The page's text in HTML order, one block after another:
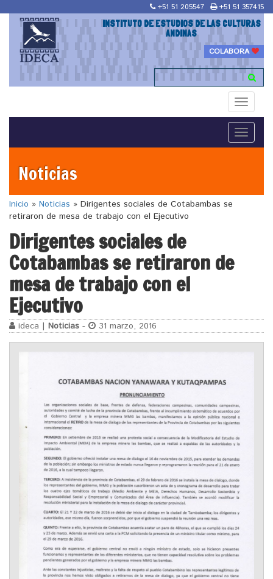
+51 51 205547 +51 51 357415
INSTITUTO DE ESTUDIOS DE LAS CULTURAS
ANDINAS
COLABORA
Toggle
Toggle
Noticias
Inicio » Noticias » Dirigentes sociales de Cotabambas se
retiraron de mesa de trabajo con el Ejecutivo
Dirigentes sociales de
Cotabambas se retiraron de
mesa de trabajo con el
Ejecutivo
ideca | Noticias - 31 marzo, 2016